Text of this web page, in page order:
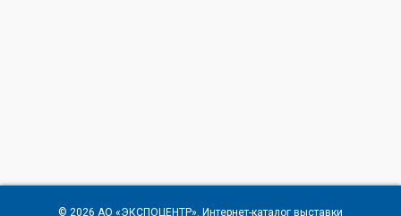
© 2026 АО «ЭКСПОЦЕНТР». Интернет-каталог выставки